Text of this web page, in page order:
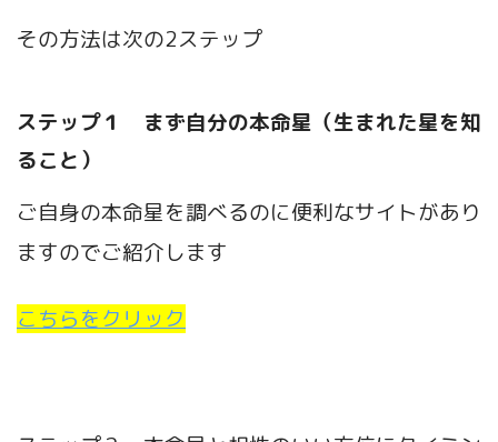
その方法は次の2ステップ
ステップ１ まず自分の本命星（生まれた星を知
ること）
ご自身の本命星を調べるのに便利なサイトがあり
ますのでご紹介します
こちらをクリック